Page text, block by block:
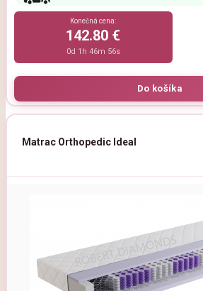
Konečná cena:
142.80 €
0d 1h 46m 54s
Matrac Orthopedic Ideal